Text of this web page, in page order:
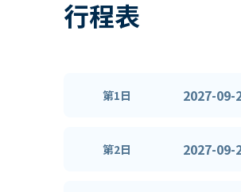
行程表
第1日 2027-09-
第2日 2027-09-